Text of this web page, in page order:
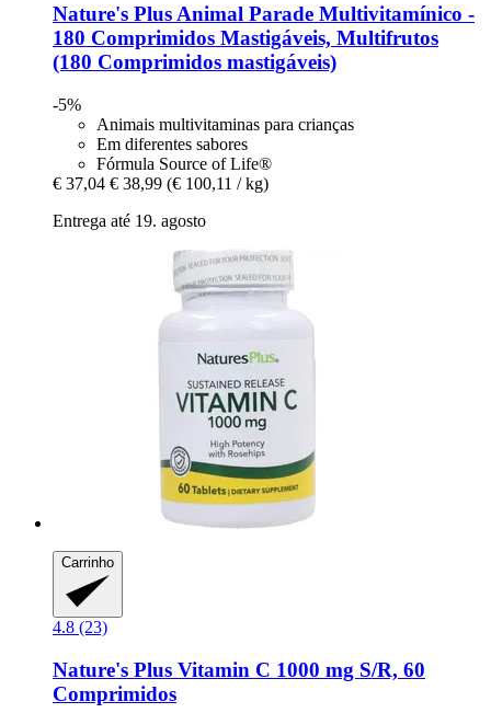
Nature's Plus Animal Parade Multivitamínico -​
180 Comprimidos Mastigáveis, Multifrutos
(180 Comprimidos mastigáveis)
-5%
Animais multivitaminas para crianças
Em diferentes sabores
Fórmula Source of Life®
€ 37,04 € 38,99 (€ 100,11 / kg)
Entrega até 19. agosto
Carrinho
4.8 (23)
Nature's Plus Vitamin C 1000 mg S/R, 60
Comprimidos